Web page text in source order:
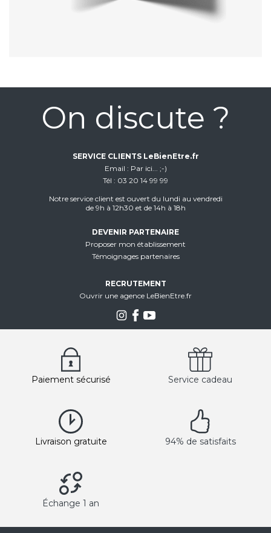
On discute ?
SERVICE CLIENTS LeBienEtre.fr
Email
Par ici... ;-)
Tél
03 20 14 99 99
Notre service client est ouvert du lundi au vendredi
de 9h à 12h30 et de 14h à 18h
DEVENIR PARTENAIRE
Proposer mon établissement
Témoignages partenaires
RECRUTEMENT
Ouvrir une agence LeBienEtre.fr
Paiement sécurisé Service cadeau
Livraison gratuite 94% de satisfaits
Échange 1 an